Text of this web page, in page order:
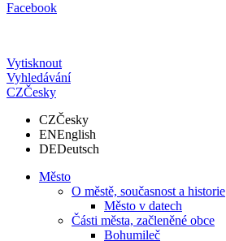
Facebook
Vytisknout
Vyhledávání
CZČesky
CZČesky
ENEnglish
DEDeutsch
Město
O městě, současnost a historie
Město v datech
Části města, začleněné obce
Bohumileč